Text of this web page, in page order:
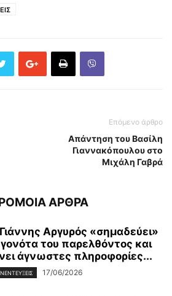
Επόμενο άρθρο
Απάντηση του Βασίλη
Γιαννακόπουλου στο
Μιχάλη Γαβρά
ΑΡΘΡΑ
Αργυρός «σημαδεύει»
του παρελθόντος και
άγνωστες πληροφορίες...
17/06/2026